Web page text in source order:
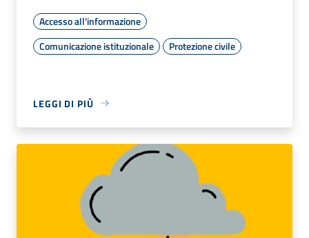
Accesso all'informazione
Comunicazione istituzionale
Protezione civile
LEGGI DI PIÙ